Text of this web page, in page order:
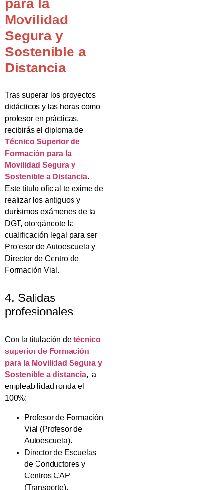
para la
Movilidad
Segura y
Sostenible a
Distancia
Tras superar los proyectos
didácticos y las horas como
profesor en prácticas,
recibirás el diploma de
Técnico Superior de
Formación para la
Movilidad Segura y
Sostenible a Distancia.
Este título oficial te exime de
realizar los antiguos y
durísimos exámenes de la
DGT, otorgándote la
cualificación legal para ser
Profesor de Autoescuela y
Director de Centro de
Formación Vial.
4. Salidas
profesionales
Con la titulación de técnico
superior de Formación
para la Movilidad Segura y
Sostenible a distancia, la
empleabilidad ronda el
100%:
Profesor de Formación
Vial (Profesor de
Autoescuela).
Director de Escuelas
de Conductores y
Centros CAP
(Transporte).